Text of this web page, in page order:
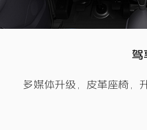
驾
多媒体升级，皮革座椅，